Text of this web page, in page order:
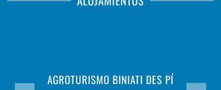
AGROTURISMO BINIATI DES PÍ